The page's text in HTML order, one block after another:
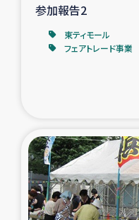
スリラン
スリランカの南北女
参加報告2
東ティモール
フェアトレード事業